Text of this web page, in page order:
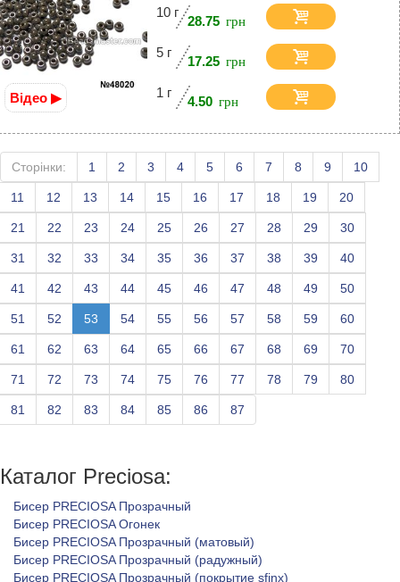
Відео ▶
10 г
28.75
5 г
17.25
1 г
4.50
Сторінки: 1 2 3 4 5 6 7 8 9 10
11 12 13 14 15 16 17 18 19 20
21 22 23 24 25 26 27 28 29 30
31 32 33 34 35 36 37 38 39 40
41 42 43 44 45 46 47 48 49 50
51 52 53 54 55 56 57 58 59 60
61 62 63 64 65 66 67 68 69 70
71 72 73 74 75 76 77 78 79 80
81 82 83 84 85 86 87
Каталог Preciosa:
Бисер PRECIOSA Прозрачный
Бисер PRECIOSA Огонек
Бисер PRECIOSA Прозрачный (матовый)
Бисер PRECIOSA Прозрачный (радужный)
Бисер PRECIOSA Прозрачный (покрытие sfinx)